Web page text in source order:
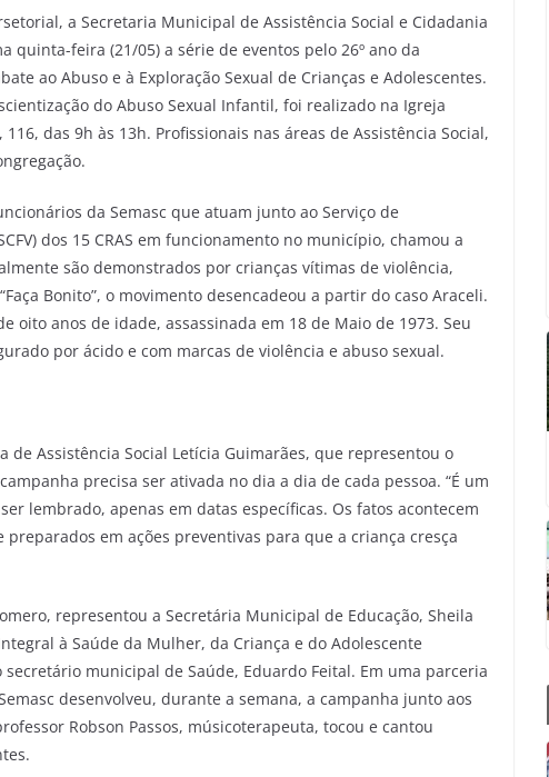
a Secretaria Municipal de Assistência Social e Cidadania
quinta-feira (21/05) a série de eventos pelo 26º ano da
ao Abuso e à Exploração Sexual de Crianças e Adolescentes.
do Abuso Sexual Infantil, foi realizado na Igreja
das 9h às 13h. Profissionais nas áreas de Assistência Social,
da Semasc que atuam junto ao Serviço de
dos 15 CRAS em funcionamento no município, chamou a
são demonstrados por crianças vítimas de violência,
Bonito”, o movimento desencadeou a partir do caso Araceli.
oito anos de idade, assassinada em 18 de Maio de 1973. Seu
por ácido e com marcas de violência e abuso sexual.
Assistência Social Letícia Guimarães, que representou o
precisa ser ativada no dia a dia de cada pessoa. “É um
lembrado, apenas em datas específicas. Os fatos acontecem
em ações preventivas para que a criança cresça
representou a Secretária Municipal de Educação, Sheila
à Saúde da Mulher, da Criança e do Adolescente
municipal de Saúde, Eduardo Feital. Em uma parceria
desenvolveu, durante a semana, a campanha junto aos
Robson Passos, músicoterapeuta, tocou e cantou